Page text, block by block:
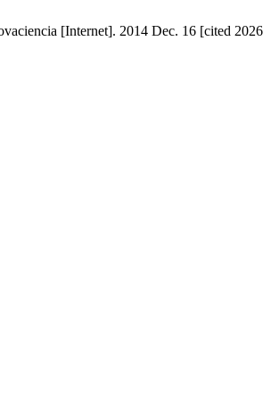
[Internet]. 2014 Dec. 16 [cited 2026